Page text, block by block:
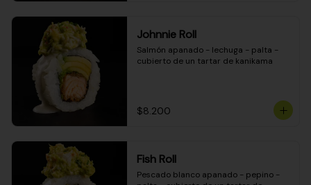
Johnnie Roll
Salmón apanado - lechuga - palta -
cubierto de un tartar de kanikama
$8.200
Fish Roll
Pescado blanco apanado - pepino -